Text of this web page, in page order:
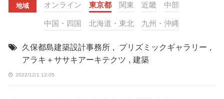
地域 オンライン 東京都 関東 近畿 中部
中国・四国 北海道・東北 九州・沖縄
久保都島建築設計事務所 , プリズミックギャラリー ,
アラキ＋ササキアーキテクツ , 建築
2022/12/1 12:05